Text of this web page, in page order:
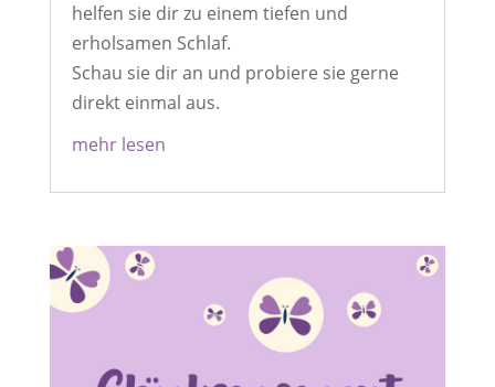
helfen sie dir zu einem tiefen und
erholsamen Schlaf.
Schau sie dir an und probiere sie gerne
direkt einmal aus.
mehr lesen